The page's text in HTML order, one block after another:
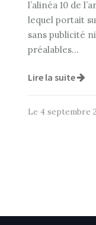
l’alinéa 10 de
lequel portait
sans publicité
préalables…
Lire la suite
Le 4 septembre